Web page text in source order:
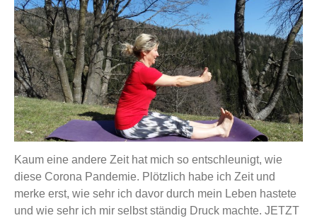
Kaum eine andere Zeit hat mich so entschleunigt, wie
diese Corona Pandemie. Plötzlich habe ich Zeit und
merke erst, wie sehr ich davor durch mein Leben hastete
und wie sehr ich mir selbst ständig Druck machte. JETZT